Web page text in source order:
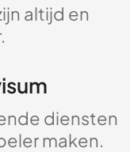
altijd en
diensten
maken.